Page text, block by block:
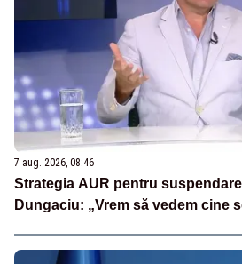
7 aug. 2026, 08:46
Strategia AUR pentru
Dungaciu: „Vrem să vedem cine